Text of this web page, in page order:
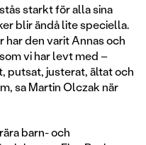
starkt för alla sina
blir ändå lite speciella.
har den varit Annas och
vi har levt med –
putsat, justerat, ältat och
sa Martin Olczak när
barn- och